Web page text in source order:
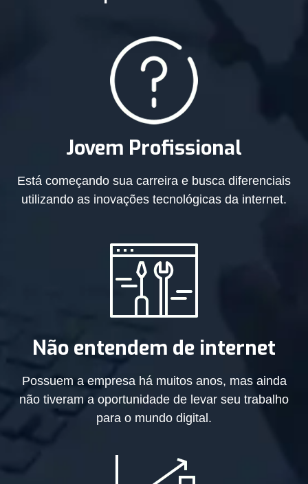
Jovem Profissional
Está começando sua carreira e busca diferenciais
utilizando as inovações tecnológicas da internet.
Não entendem de internet
Possuem a empresa há muitos anos, mas ainda
não tiveram a oportunidade de levar seu trabalho
para o mundo digital.